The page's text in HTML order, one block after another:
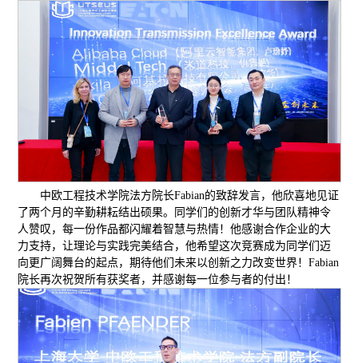
中欧工程技术学院法方院长Fabian的致辞发言，他欣喜地见证
了两个月的辛勤耕耘结出硕果。同学们的创新才华与团队精神令
人赞叹，每一份作品都闪耀着智慧与热情！他感谢合作企业的大
力支持，让理论与实践完美结合，他希望这次竞赛成为同学们迈
向更广阔舞台的起点，期待他们未来以创新之力改变世界！Fabian
院长再次祝贺所有获奖者，并感谢每一位参与者的付出！